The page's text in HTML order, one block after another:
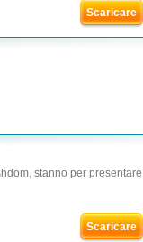
Scaricare
stanno per
Scaricare